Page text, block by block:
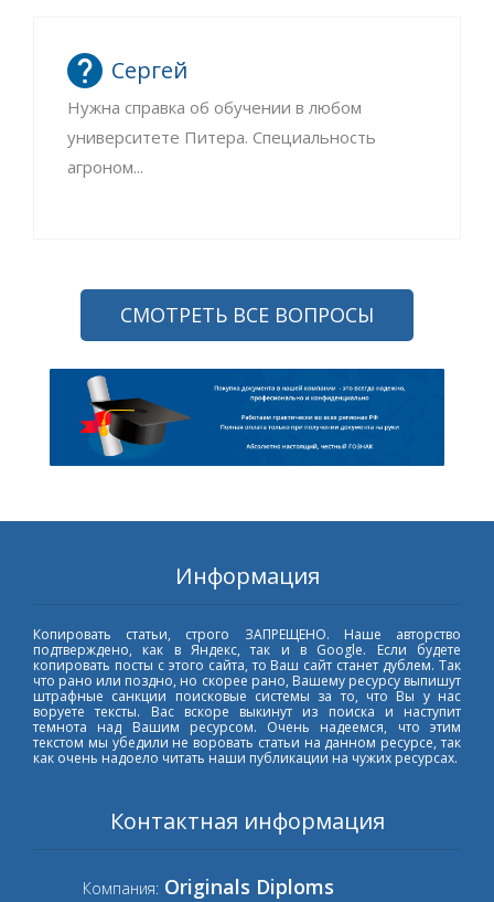
Сергей
Нужна справка об обучении в любом
университете Питера. Специальность
агроном...
СМОТРЕТЬ ВСЕ ВОПРОСЫ
Информация
Копировать статьи, строго ЗАПРЕЩЕНО. Наше авторство
подтверждено, как в Яндекс, так и в Google. Если будете
копировать посты с этого сайта, то Ваш сайт станет дублем. Так
что рано или поздно, но скорее рано, Вашему ресурсу выпишут
штрафные санкции поисковые системы за то, что Вы у нас
воруете тексты. Вас вскоре выкинут из поиска и наступит
темнота над Вашим ресурсом. Очень надеемся, что этим
текстом мы убедили не воровать статьи на данном ресурсе, так
как очень надоело читать наши публикации на чужих ресурсах.
Контактная информация
Компания: Originals Diploms